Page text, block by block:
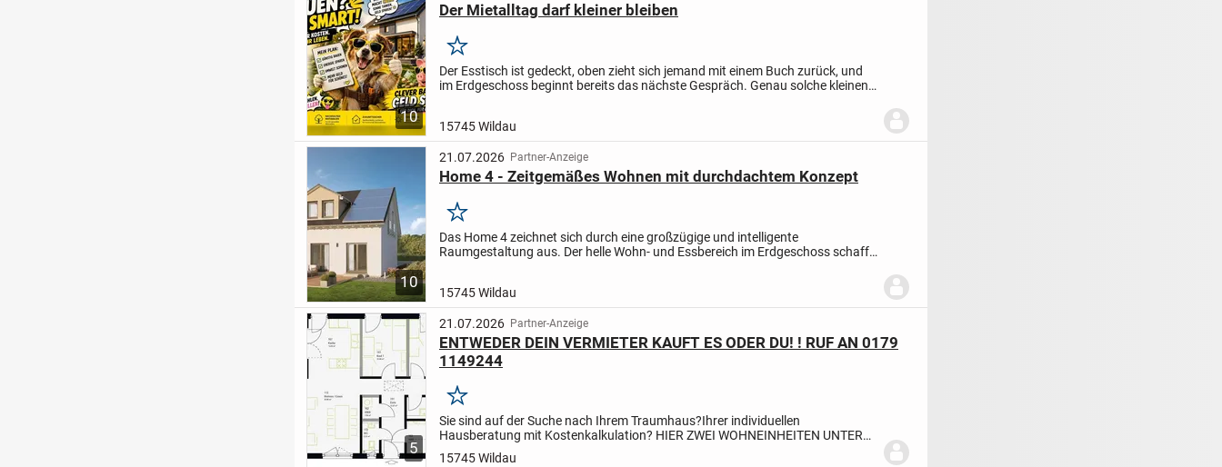
10
Der Mietalltag darf kleiner bleiben
Merken
Der Esstisch ist gedeckt, oben zieht sich jemand mit einem Buch zurück, und
im Erdgeschoss beginnt bereits das nächste Gespräch. Genau solche kleinen
15745 Wildau
10
21.07.2026 Partner-Anzeige
Home 4 - Zeitgemäßes Wohnen mit durchdachtem Konzept
Merken
Das Home 4 zeichnet sich durch eine großzügige und intelligente
Raumgestaltung aus. Der helle Wohn- und Essbereich im Erdgeschoss schafft
15745 Wildau
5
21.07.2026 Partner-Anzeige
ENTWEDER DEIN VERMIETER KAUFT ES ODER DU! ! RUF AN 0179
1149244
Merken
Sie sind auf der Suche nach Ihrem Traumhaus?Ihrer individuellen
Hausberatung mit Kostenkalkulation? HIER ZWEI WOHNEINHEITEN UNTER
EINEM DACH: FINANZIEREN SIE IHR EIGENES HAUS MIT DER MIETE DER...
15745 Wildau